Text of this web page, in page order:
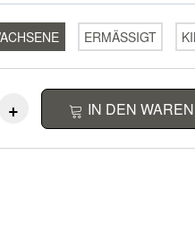
ERMÄSSIGT
IN DEN